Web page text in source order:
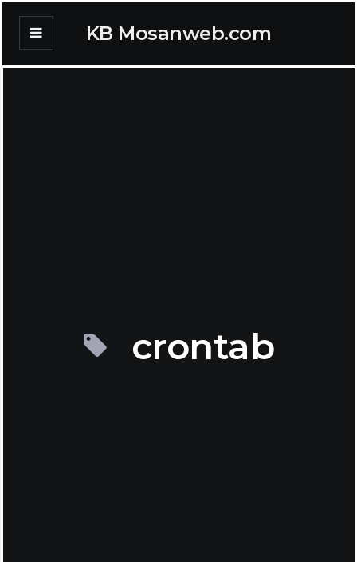
KB Mosanweb.com
crontab